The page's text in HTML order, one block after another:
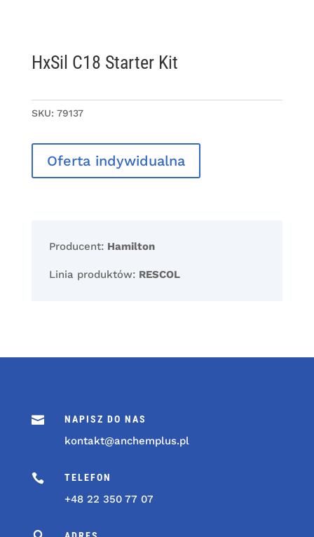
HxSil C18 Starter Kit
SKU: 79137
Oferta indywidualna
Producent: Hamilton
Linia produktów: RESCOL
 NAPISZ DO NAS
kontakt@anchemplus.pl
 TELEFON
+48 22 350 77 07